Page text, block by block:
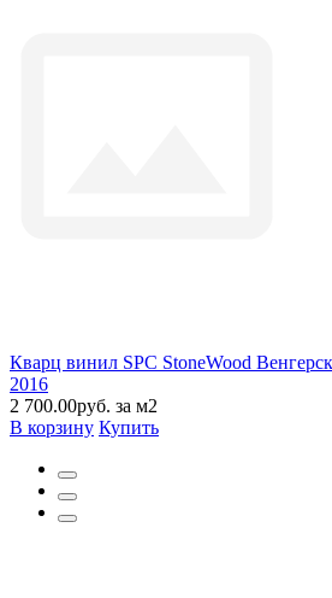
Кварц винил SPC StoneWood
2016
2 700.00руб. за м2
В корзину Купить